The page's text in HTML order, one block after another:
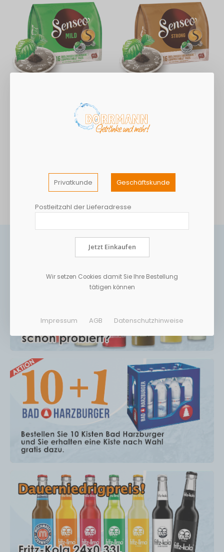
4,53 €
Exkl. 7% Steuern
Privatkunde Geschäftskunde
Postleitzahl der Lieferadresse
Jetzt Einkaufen
Wir setzen Cookies damit Sie Ihre Bestellung
tätigen können
Impressum AGB Datenschutzhinweise